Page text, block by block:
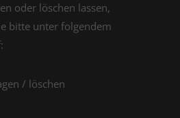
oder löschen lassen,
bitte unter folgendem
/ löschen